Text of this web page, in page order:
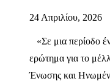
24 Απριλίου, 2026
«Σε μια περίοδο
ερώτημα για το
Ένωσης και